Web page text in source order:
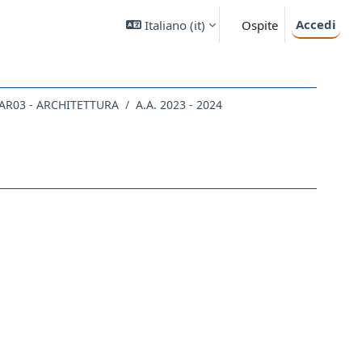
Italiano ‎(it)‎ Ospite Accedi
- ARCHITETTURA A.A. 2023 - 2024